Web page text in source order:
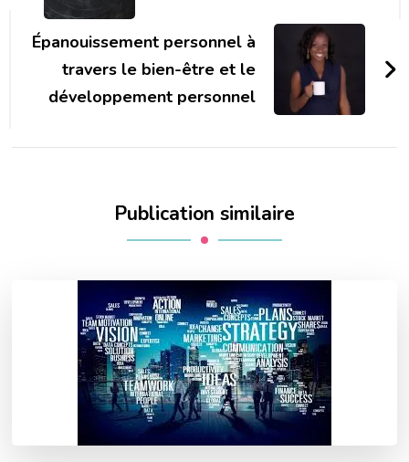
Épanouissement personnel à
travers le bien-être et le
développement personnel
Publication similaire